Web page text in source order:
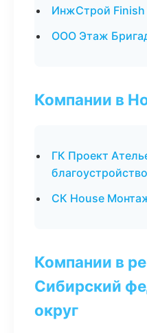
ИнжСтрой
ООО Этаж
Компании в
ГК Проект
благоустройство
СК House
Компании в
Сибирский
округ